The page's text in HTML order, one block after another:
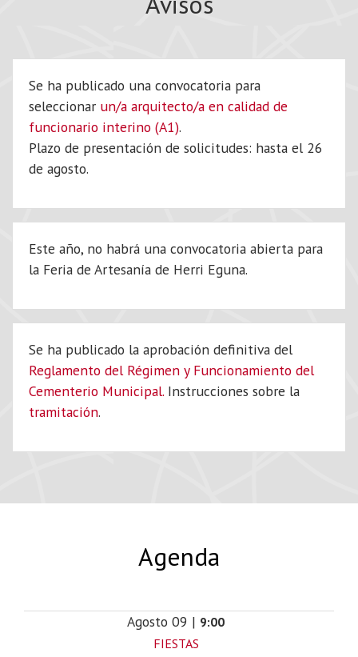
Se ha publicado una convocatoria para
seleccionar un/a arquitecto/a en calidad de
funcionario interino (A1).
Plazo de presentación de solicitudes: hasta el 26
de agosto.
Este año, no habrá una convocatoria abierta para
la Feria de Artesanía de Herri Eguna.
Se ha publicado la aprobación definitiva del
Reglamento del Régimen y Funcionamiento del
Cementerio Municipal. Instrucciones sobre la
tramitación.
Agenda
Agosto 09 | 9:00
FIESTAS